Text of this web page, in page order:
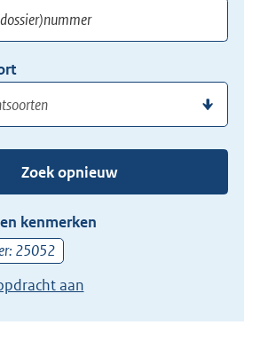
Zoek opnieuw
kenmerken
25052
aan